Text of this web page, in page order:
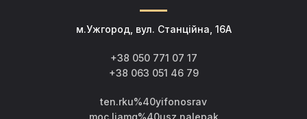
м.Ужгород, вул. Станційна, 16А
+38 050 771 07 17
+38 063 051 46 79
ten.rku%40yifonosrav